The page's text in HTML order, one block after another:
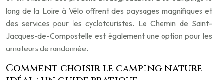
long de la Loire à Vélo offrent des paysages magnifiques et
des services pour les cyclotouristes. Le Chemin de Saint-
Jacques-de-Compostelle est également une option pour les
amateurs de randonnée.
Comment choisir le camping nature